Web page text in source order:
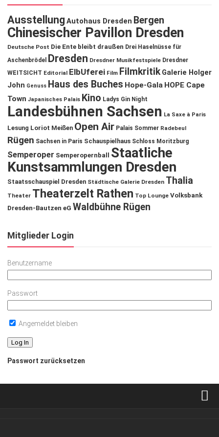
Ausstellung Autohaus Dresden Bergen
Chinesischer Pavillon Dresden
Deutsche Post Die Ente bleibt draußen Drei Haselnüsse für
Aschenbrödel
Dresden Dresdner Musikfestspiele Dresdner
WEITSICHT Editorial ElbUferei Film Filmkritik Galerie Holger
John Genuss Haus des Buches Hope-Gala HOPE Cape
Town Japanisches Palais Kino Ladys Gin Night
Landesbühnen Sachsen La Saxe à Paris
Lesung Loriot Meißen Open Air Palais Sommer Radebeul
Rügen Sachsen in Paris Schauspielhaus Schloss Moritzburg
Semperoper Semperopernball
Staatliche
Kunstsammlungen Dresden
Staatsschauspiel Dresden Städtische Galerie Dresden Thalia
Theater Theaterzelt Rathen Top Lounge Volksbank
Dresden-Bautzen eG Waldbühne Rügen
Mitglieder Login
Benutzername
Passwort
Angemeldet bleiben
Passwort zurücksetzen